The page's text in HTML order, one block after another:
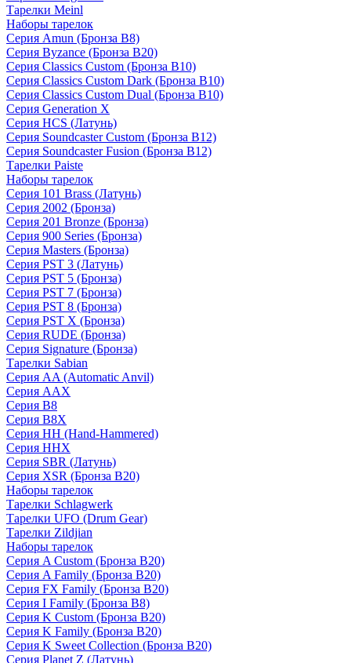
Тарелки Meinl
Наборы тарелок
Серия Amun (Бронза B8)
Серия Byzance (Бронза B20)
Серия Classics Custom (Бронза B10)
Серия Classics Custom Dark (Бронза B10)
Серия Classics Custom Dual (Бронза B10)
Серия Generation X
Серия HCS (Латунь)
Серия Soundcaster Custom (Бронза B12)
Серия Soundcaster Fusion (Бронза B12)
Тарелки Paiste
Наборы тарелок
Серия 101 Brass (Латунь)
Серия 2002 (Бронза)
Серия 201 Bronze (Бронза)
Серия 900 Series (Бронза)
Серия Masters (Бронза)
Серия PST 3 (Латунь)
Серия PST 5 (Бронза)
Серия PST 7 (Бронза)
Серия PST 8 (Бронза)
Серия PST X (Бронза)
Серия RUDE (Бронза)
Серия Signature (Бронза)
Тарелки Sabian
Серия AA (Automatic Anvil)
Серия AAX
Серия B8
Серия B8X
Серия HH (Hand-Hammered)
Серия HHX
Серия SBR (Латунь)
Серия XSR (Бронза B20)
Наборы тарелок
Тарелки Schlagwerk
Тарелки UFO (Drum Gear)
Тарелки Zildjian
Наборы тарелок
Серия A Custom (Бронза B20)
Серия A Family (Бронза B20)
Серия FX Family (Бронза B20)
Серия I Family (Бронза B8)
Серия K Custom (Бронза B20)
Серия K Family (Бронза B20)
Серия K Sweet Collection (Бронза B20)
Серия Planet Z (Латунь)